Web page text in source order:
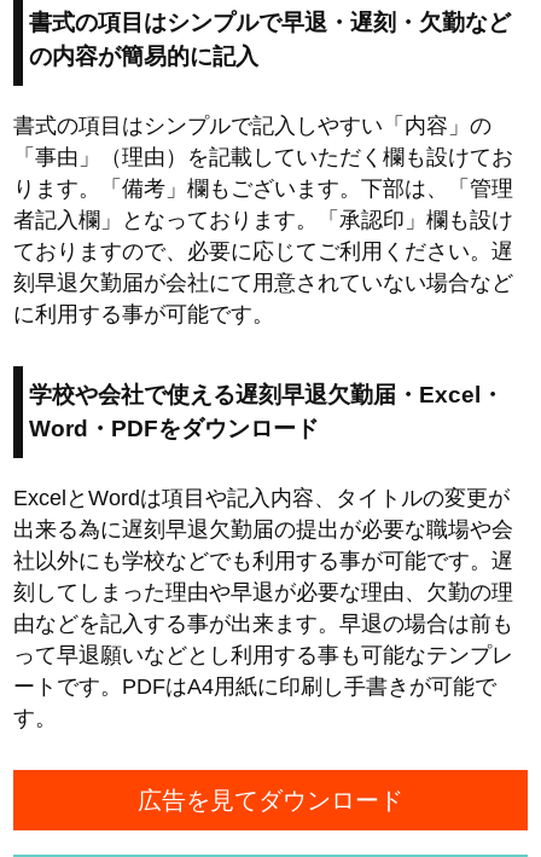
書式の項目はシンプルで早退・遅刻・欠勤など
の内容が簡易的に記入
書式の項目はシンプルで記入しやすい「内容」の
「事由」（理由）を記載していただく欄も設けてお
ります。「備考」欄もございます。下部は、「管理
者記入欄」となっております。「承認印」欄も設け
ておりますので、必要に応じてご利用ください。遅
刻早退欠勤届が会社にて用意されていない場合など
に利用する事が可能です。
学校や会社で使える遅刻早退欠勤届・Excel・
Word・PDFをダウンロード
ExcelとWordは項目や記入内容、タイトルの変更が
出来る為に遅刻早退欠勤届の提出が必要な職場や会
社以外にも学校などでも利用する事が可能です。遅
刻してしまった理由や早退が必要な理由、欠勤の理
由などを記入する事が出来ます。早退の場合は前も
って早退願いなどとし利用する事も可能なテンプレ
ートです。PDFはA4用紙に印刷し手書きが可能で
す。
広告を見てダウンロード